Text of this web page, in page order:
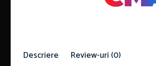
Descriere Review-uri (0)